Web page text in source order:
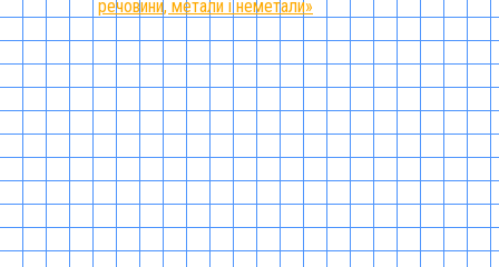
речовини, метали і неметали»